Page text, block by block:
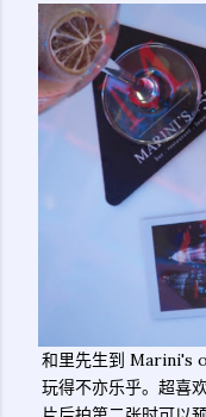
和里先生到 Marini's
玩得不亦乐乎。超喜